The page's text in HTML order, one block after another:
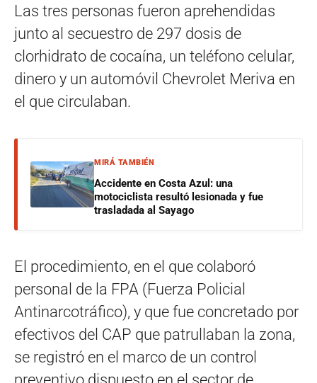
Las tres personas fueron aprehendidas
junto al secuestro de 297 dosis de
clorhidrato de cocaína, un teléfono celular,
dinero y un automóvil Chevrolet Meriva en
el que circulaban.
MIRÁ TAMBIÉN
Accidente en Costa Azul: una
motociclista resultó lesionada y fue
trasladada al Sayago
El procedimiento, en el que colaboró
personal de la FPA (Fuerza Policial
Antinarcotráfico), y que fue concretado por
efectivos del CAP que patrullaban la zona,
se registró en el marco de un control